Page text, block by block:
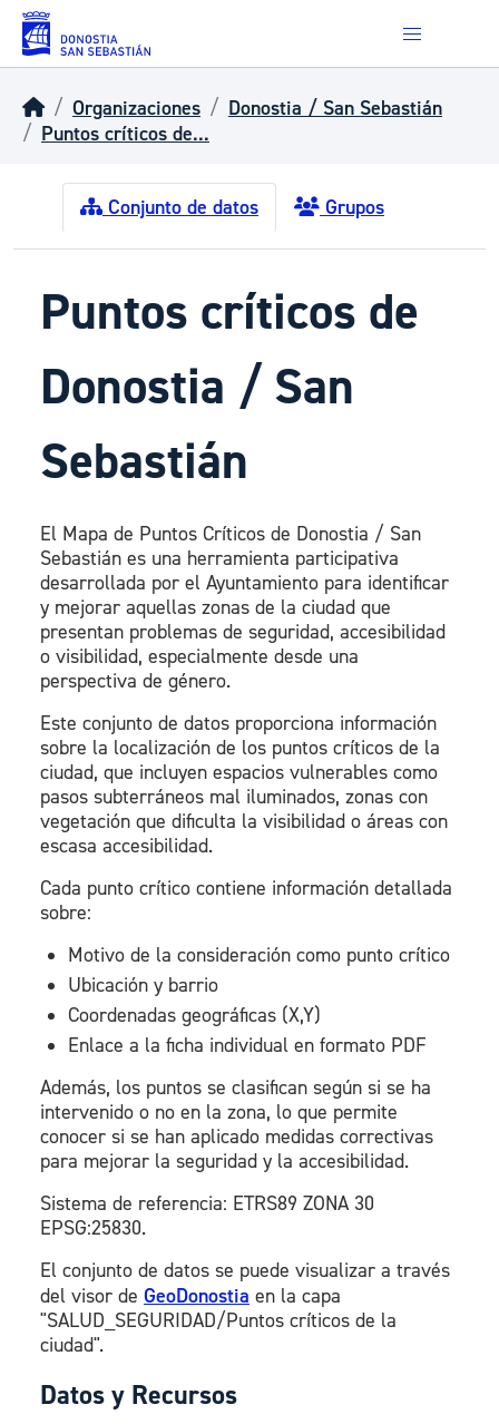
Skip to main content
Organizaciones
Donostia / San Sebastián
Puntos críticos de...
Conjunto de datos Grupos
Puntos críticos de
Donostia / San
Sebastián
El Mapa de Puntos Críticos de Donostia / San
Sebastián es una herramienta participativa
desarrollada por el Ayuntamiento para identificar
y mejorar aquellas zonas de la ciudad que
presentan problemas de seguridad, accesibilidad
o visibilidad, especialmente desde una
perspectiva de género.
Este conjunto de datos proporciona información
sobre la localización de los puntos críticos de la
ciudad, que incluyen espacios vulnerables como
pasos subterráneos mal iluminados, zonas con
vegetación que dificulta la visibilidad o áreas con
escasa accesibilidad.
Cada punto crítico contiene información detallada
sobre:
Motivo de la consideración como punto crítico
Ubicación y barrio
Coordenadas geográficas (X,Y)
Enlace a la ficha individual en formato PDF
Además, los puntos se clasifican según si se ha
intervenido o no en la zona, lo que permite
conocer si se han aplicado medidas correctivas
para mejorar la seguridad y la accesibilidad.
Sistema de referencia: ETRS89 ZONA 30
EPSG:25830.
El conjunto de datos se puede visualizar a través
del visor de GeoDonostia en la capa
"SALUD_SEGURIDAD/Puntos críticos de la
ciudad".
Datos y Recursos